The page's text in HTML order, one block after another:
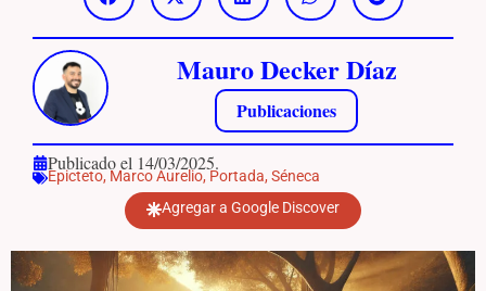
Mauro Decker Díaz
Publicaciones
Publicado el 14/03/2025.
Epicteto, Marco Aurelio, Portada, Séneca
Agregar a Google Discover